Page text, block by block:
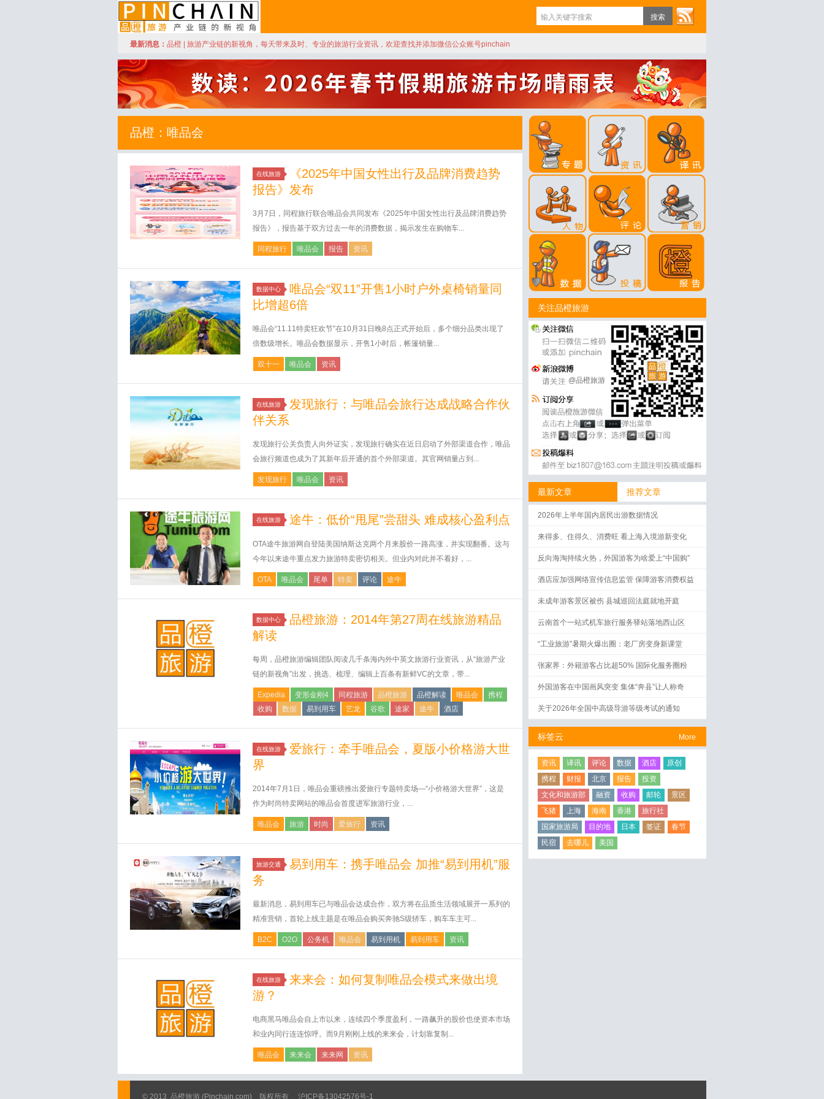
品橙旅游
最新消息： 品橙 | 旅游产业链的新视角，每天带来及时、专业的旅游行业资讯，欢迎查找并添加微信公众账号pinchain
品橙：唯品会
在线旅游
《2025年中国女性出行及品牌消费趋势
报告》发布
3月7日，同程旅行联合唯品会共同发布《2025年中国女性出行及品牌消费趋势
报告》，报告基于双方过去一年的消费数据，揭示发生在购物车...
同程旅行 唯品会 报告 资讯
数据中心
唯品会“双11”开售1小时户外桌椅销量同
比增超6倍
唯品会“11.11特卖狂欢节”在10月31日晚8点正式开始后，多个细分品类出现了
倍数级增长。唯品会数据显示，开售1小时后，帐篷销量...
双十一 唯品会 资讯
在线旅游
发现旅行：与唯品会旅行达成战略合作伙
伴关系
发现旅行公关负责人向外证实，发现旅行确实在近日启动了外部渠道合作，唯品
会旅行频道也成为了其新年后开通的首个外部渠道。其官网销量占到...
发现旅行 唯品会 资讯
在线旅游 途牛：低价“甩尾”尝甜头 难成核心盈利点
OTA途牛旅游网自登陆美国纳斯达克两个月来股价一路高涨，并实现翻番。这与
今年以来途牛重点发力旅游特卖密切相关。但业内对此并不看好，...
OTA 唯品会 尾单 特卖 评论 途牛
数据中心
品橙旅游：2014年第27周在线旅游精品
解读
每周，品橙旅游编辑团队阅读几千条海内外中英文旅游行业资讯，从“旅游产业
链的新视角”出发，挑选、梳理、编辑上百条有新鲜VC的文章，带...
Expedia 变形金刚4 同程旅游 品橙旅游 品橙解读 唯品会
携程
收购
数据 易到用车 艺龙 谷歌 途家 途牛 酒店
在线旅游
爱旅行：牵手唯品会，夏版小价格游大世
界
2014年7月1日，唯品会重磅推出爱旅行专题特卖场—“小价格游大世界”，这是
作为时尚特卖网站的唯品会首度进军旅游行业，...
唯品会 旅游 时尚 爱旅行 资讯
旅游交通
易到用车：携手唯品会 加推“易到用机”服
务
最新消息，易到用车已与唯品会达成合作，双方将在品质生活领域展开一系列的
精准营销，首轮上线主题是在唯品会购买奔驰S级轿车，购车车主可...
B2C O2O 公务机 唯品会 易到用机 易到用车 资讯
在线旅游
来来会：如何复制唯品会模式来做出境
游？
电商黑马唯品会自上市以来，连续四个季度盈利，一路飙升的股价也使资本市场
和业内同行连连惊呼。而9月刚刚上线的来来会，计划靠复制...
唯品会 来来会 来来网 资讯
关注品橙旅游
@品橙旅游
最新文章 推荐文章
2026年上半年国内居民出游数据情况
来得多、住得久、消费旺 看上海入境游新变化
反向海淘持续火热，外国游客为啥爱上“中国购”
酒店应加强网络宣传信息监管 保障游客消费权益
未成年游客景区被伤 县城巡回法庭就地开庭
云南首个一站式机车旅行服务驿站落地西山区
“工业旅游”暑期火爆出圈：老厂房变身新课堂
张家界：外籍游客占比超50% 国际化服务圈粉
外国游客在中国画风突变 集体“奔县”让人称奇
关于2026年全国中高级导游等级考试的通知
More
标签云
资讯 译讯 评论 数据 酒店
原创
携程
财报 北京 报告
投资
文化和旅游部
融资 收购 邮轮
景区
飞猪
上海 海南 香港
旅行社
国家旅游局
目的地 日本 签证
春节
民宿
去哪儿 美国
© 2013 品橙旅游 (Pinchain.com) 版权所有 沪ICP备13042576号-1